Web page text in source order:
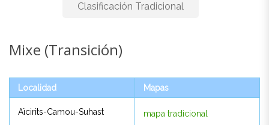
Clasificación Tradicional
Mixe (transición)
Localidad Mapas
Aïcirits-Camou-Suhast
mapa tradicional
Mixe (transición)
Localidad Mapas
mapa actual